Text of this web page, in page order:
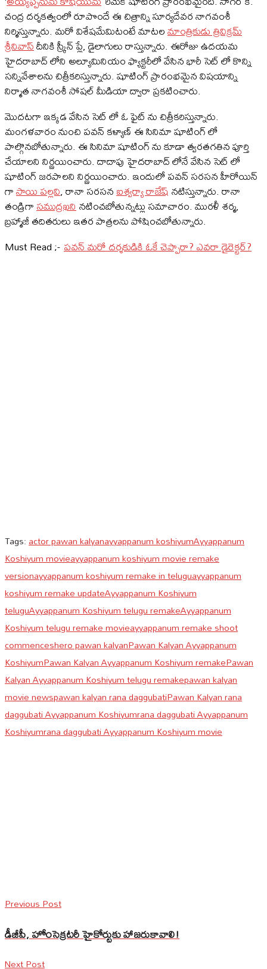
చంద్ర దర్శకత్వంలో రూపొందే ఈ చిత్రాన్ని సూర్యదేవర నాగవంశీ
నిర్మిస్తున్నారు. మరో విశేషమేమిటంటే మాటలమాంత్రికుడు త్రివిక్రమ్
శ్రీనివాస్దీనికి స్క్రీన్ ప్లే, డైలాగులు రాస్తున్నారు. ఈరోజు ఉదయమ
హైదరాబాద్ లోని అల్యూమినియం ఫ్యాక్టరీలో వేసిన భారీ సెట్ లో కొన్ని
సన్నివేశాలను చిత్రీకరిస్తున్నారు. షూటింగ్ ప్రారంభమైన విషయాన్ని
నిర్మాత నాగవంశీ సోషల్ మీడియా ద్వారా ప్రకటించారు.
మొదటగా ఇక్కడ వేసిన సెట్ లో ఓ ఫైట్ ను చిత్రీకరిస్తున్నారు.
మంగళవారం నుంచి పవన్ కళ్యాణ్ ఈ సినిమా షూటింగ్ లో
పాల్గొనబోతున్నారు. ఈ సినిమా షూటింగ్ ను కూడా త్వరతగతిన పూర్తి
చేయాలని నిర్ణయించారు. దాదాపు హైదరాబాద్ లోనే వేసిన సెట్ లో
షూటింగ్ జరపాలని నిర్ణయించారు. ఇందులో పవన్ సరసన హీరోయిన్
గాసాయి పల్లవి, రానా సరసనఐశ్వర్యా రాజేష్నటిస్తున్నారు. రానా
తండ్రిగాసముద్రఖనినటించబోతున్నట్లు సమాచారం. మురళీ శర్మ,
బ్రహ్మాజీ తదితరులు ఇతర పాత్రలను పోషించబోతున్నారు.
Must Read ;-పవన్ మరో దర్శకుడికి ఓకే చెప్పారా? ఎవరా డైరెక్టర్?
Tags:actor pawan kalyanayyappanum koshiyumAyyappanum
Koshiyum movieayyappanum koshiyum movie remake
versionayyappanum koshiyum remake in teluguayyappanum
koshiyum remake updateAyyappanum Koshiyum
teluguAyyappanum Koshiyum telugu remakeAyyappanum
Koshiyum telugu remake movieayyappanum remake shoot
commenceshero pawan kalyanPawan Kalyan Ayyappanum
KoshiyumPawan Kalyan Ayyappanum Koshiyum remakePawan
Kalyan Ayyappanum Koshiyum telugu remakepawan kalyan
movie newspawan kalyan rana daggubatiPawan Kalyan rana
daggubati Ayyappanum Koshiyumrana daggubati Ayyappanum
Koshiyumrana daggubati Ayyappanum Koshiyum movie
Previous Post
డీజీపీ, హోంసెక్రటరీ హైకోర్టుకు హాజరుకావాలి!
Next Post